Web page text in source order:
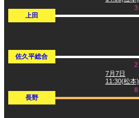
上田
佐久平総合
長野
3
7月7日
11:30(松本)
2
8